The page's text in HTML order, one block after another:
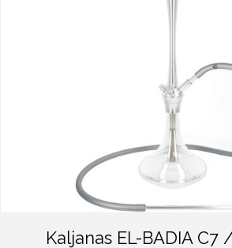
Kaljanas EL-BADIA C7